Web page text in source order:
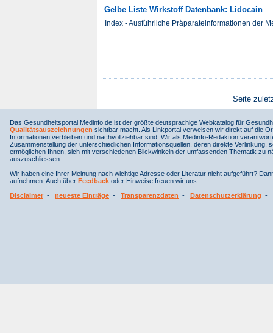
Gelbe Liste Wirkstoff Datenbank: Lidocain
Index - Ausführliche Präparateinformationen der
Seite
Das Gesundheitsportal Medinfo.de ist der größte deutsprachige Webkatalog für
Qualitätsauszeichnungen sichtbar macht. Als Linkportal verweisen wir direkt auf die
Informationen verbleiben und nachvollziehbar sind. Wir als Medinfo-Redaktion
Zusammenstellung der unterschiedlichen Informationsquellen, deren direkte
ermöglichen Ihnen, sich mit verschiedenen Blickwinkeln der umfassenden Thematik
auszuschliessen.
Wir haben eine Ihrer Meinung nach wichtige Adresse oder Literatur nicht aufgeführt?
aufnehmen. Auch über Feedback oder Hinweise freuen wir uns.
Disclaimer - neueste Einträge - Transparenzdaten - Datenschutzerklärung -